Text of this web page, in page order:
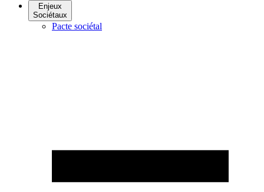
Enjeux
Sociétaux
Pacte sociétal